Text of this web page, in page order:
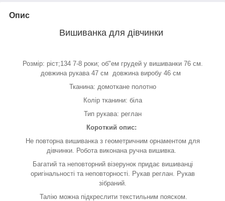
Опис
Вишиванка для дівчинки
Розмір: ріст;134 7-8 роки; об"ем грудей у вишиванки 76 см.
довжина рукава 47 см довжина виробу 46 см
Тканина: домоткане полотно
Колір тканини: біла
Тип рукава: реглан
Короткий опис:
Не повторна вишиванка з геометричним орнаментом для
дівчинки. Робота виконана ручна вишивка.
Багатий та неповторний візерунок придає вишиванці
оригінальності та неповторності. Рукав реглан. Рукав
зібраний.
Талію можна підкреслити текстильним пояском.